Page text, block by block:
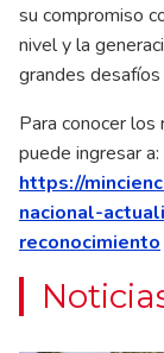
su compromiso
nivel y la
grandes
Para conocer
puede ingresar a:
https://
nacional-
reconocimiento